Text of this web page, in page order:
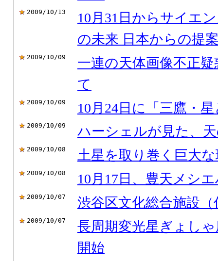
2009/10/13
10月31日からサイエ
の未来 日本からの提
2009/10/09
一連の天体画像不正
て
2009/10/09 10月24日に「三鷹・
2009/10/09 ハーシェルが見た、
2009/10/08 土星を取り巻く巨大
2009/10/08 10月17日、豊天メシ
2009/10/07 渋谷区文化総合施設
2009/10/07
長周期変光星ぎょし
開始